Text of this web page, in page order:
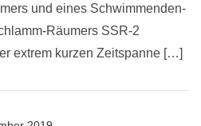
und eines Schwimmenden-
Räumers SSR-2
extrem kurzen Zeitspanne […]